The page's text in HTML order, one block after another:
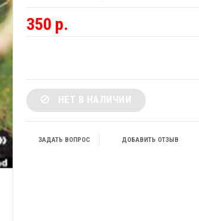
350 р.
НЕТ В НАЛИЧИИ
ЗАДАТЬ ВОПРОС ДОБАВИТЬ ОТЗЫВ